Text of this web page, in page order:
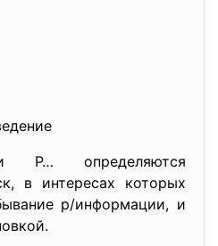
определяются
в интересах которых
р/информации, и